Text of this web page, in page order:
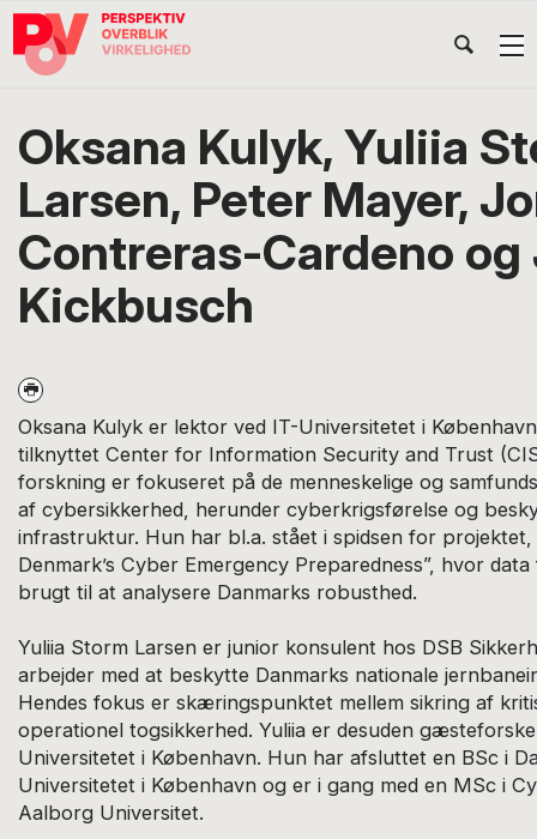
Gå
direkte
navigation
Skip
indhold
Gå
direkte
POV
International
Oksana Kulyk, Yuliia
Larsen, Peter Mayer,
Contreras-Cardeno og
Kickbusch
Oksana Kulyk er lektor ved IT-Universitetet i
tilknyttet Center for Information Security and Trust
forskning er fokuseret på de menneskelige og
af cybersikkerhed, herunder cyberkrigsførelse og
infrastruktur. Hun har bl.a. stået i spidsen for projektet,
Denmark’s Cyber Emergency Preparedness”, hvor
brugt til at analysere Danmarks robusthed.
Yuliia Storm Larsen er junior konsulent hos DSB
arbejder med at beskytte Danmarks nationale
Hendes fokus er skæringspunktet mellem sikring af
operationel togsikkerhed. Yuliia er desuden
Universitetet i København. Hun har afsluttet en BSc i
Universitetet i København og er i gang med en MSc i
Aalborg Universitet.